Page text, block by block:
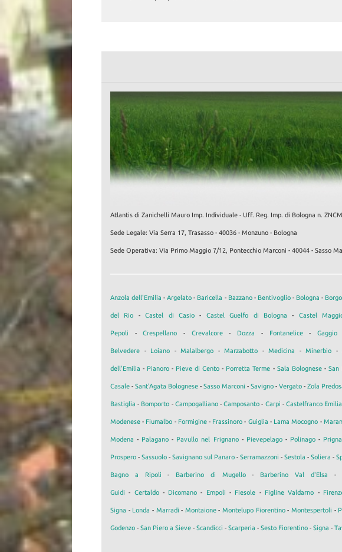
Atlantis di Zanichelli Mauro Imp. Individuale - Uff. Reg. Imp. di Bologna n.
Sede Legale: Via Serra 17, Trasasso - 40036 - Monzuno - Bologna
Sede Operativa: Via Primo Maggio 7/12, Pontecchio Marconi - 40044 - Sasso
Anzola dell'Emilia -Argelato - Baricella - Bazzano- Bentivoglio- Bologna -
del Rio -Castel di Casio - Castel Guelfo di Bologna - Castel
Pepoli -Crespellano - Crevalcore- Dozza - Fontanelice- Gaggio
Belvedere - Loiano -Malalbergo -Marzabotto -Medicina -Minerbio -
dell'Emilia - Pianoro - Pieve di Cento - Porretta Terme - Sala Bolognese- San
Casale - Sant'Agata Bolognese - Sasso Marconi - Savigno - Vergato - Zola
Bastiglia - Bomporto - Campogalliano-Camposanto - Carpi - Castelfranco Emilia
Modenese - Fiumalbo - Formigine- Frassinoro - Guiglia - Lama Mocogno -
Modena - Palagano - Pavullo nel Frignano- Pievepelago- Polinago-
Prospero - Sassuolo - Savignano sul Panaro - Serramazzoni - Sestola - Soliera -
Bagno a Ripoli - Barberino di Mugello- Barberino Val d'Elsa -
Guidi - Certaldo- Dicomano - Empoli - Fiesole - Figline Valdarno -
Signa - Londa - Marradi - Montaione-Montelupo Fiorentino- Montespertoli -
Godenzo - San Piero a Sieve - Scandicci - Scarperia - Sesto Fiorentino - Signa -